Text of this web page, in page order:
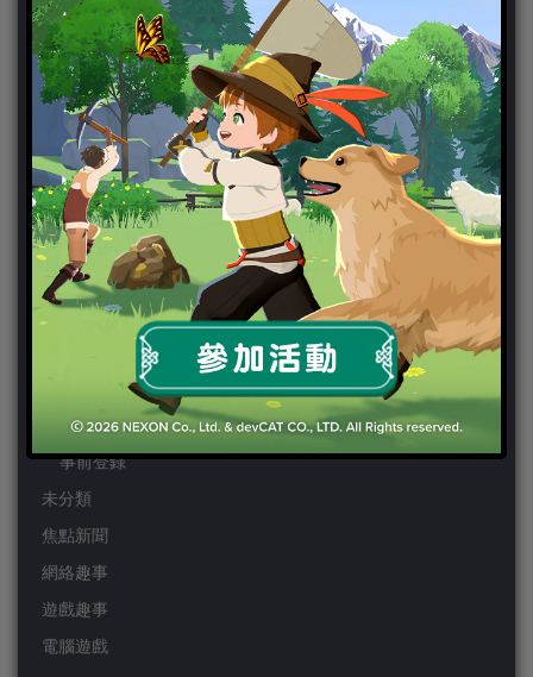
PC
PS VITA
PS3
PS4
PSP
Wii
Wiiu
XBOX ONE
XBOX360
IOS
事前登錄
未分類
焦點新聞
網絡趣事
遊戲趣事
電腦遊戲